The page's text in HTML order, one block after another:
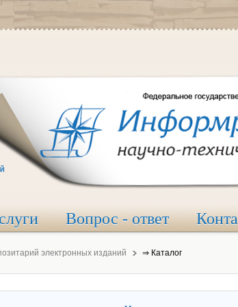
Вопрос - ответ
электронных изданий ⇒ Каталог